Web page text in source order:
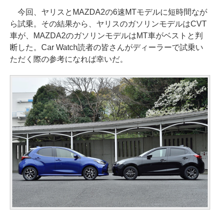
今回、ヤリスとMAZDA2の6速MTモデルに短時間なが
ら試乗。その結果から、ヤリスのガソリンモデルはCVT
車が、MAZDA2のガソリンモデルはMT車がベストと判
断した。Car Watch読者の皆さんがディーラーで試乗い
ただく際の参考になれば幸いだ。